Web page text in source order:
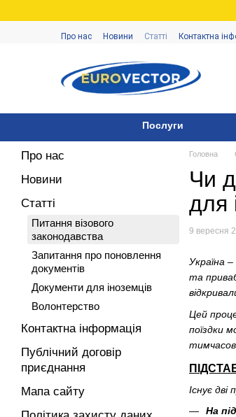
Про нас Новини Статті Контактна
Послуги
Головна
Чи
для
9 вересня
Україна
та
Цей
поїздки
Існує
На
Про нас
Новини
Статті
Питання візового
законодавства
Запитання про поновлення
документів
Документи для іноземців
Волонтерство
Контактна інформація
Публічний договір
приєднання
Мапа сайту